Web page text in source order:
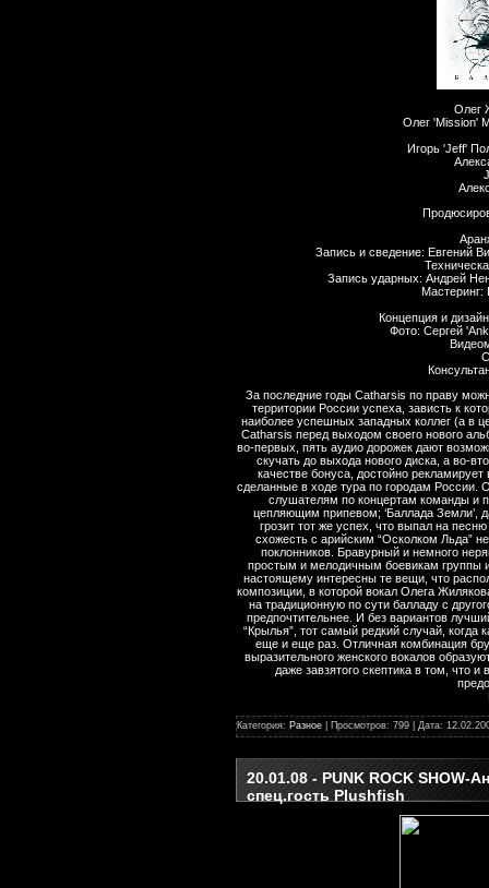
Олег
Олег 'Mission'
Игорь 'Jeff'
Запись и сведение: Евгений
Запись ударных: Андрей
Мастеринг:
Концепция и
Фото: Сергей
За последние годы Catharsis по праву
территории России успеха, зависть к
наиболее успешных западных коллег (а в
Catharsis перед выходом своего нового
во-первых, пять аудио дорожек дают
скучать до выхода нового диска, а во-
качестве бонуса, достойно
сделанные в ходе тура по городам
слушателям по концертам команды и
цепляющим припевом; ‘Баллада Земли’,
грозит тот же успех, что выпал на
схожесть с арийским “Осколком Льда”
поклонников. Бравурный и немного
простым и мелодичным боевикам группы
настоящему интересны те вещи, что
композиции, в которой вокал Олега
на традиционную по сути балладу с
предпочтительнее. И без вариантов
“Крылья”, тот самый редкий случай, когда
еще и еще раз. Отличная комбинация
выразительного женского вокалов
даже завзятого скептика в том, что
Категория: Разное | Просмотров: 799 | Дата:
20.01.08 - PUNK ROCK
спец.гость Plushfish